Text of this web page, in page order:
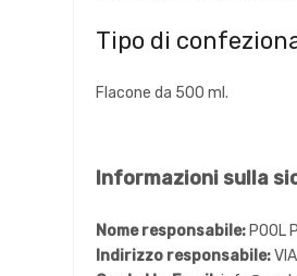
Tipo di
Flacone da 500 ml.
Informazioni sulla
Nome responsabile: POOL
Indirizzo responsabile: